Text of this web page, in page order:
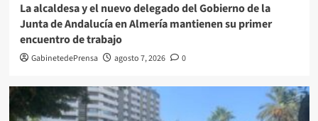
La alcaldesa y el nuevo delegado del Gobierno de la
Junta de Andalucía en Almería mantienen su primer
encuentro de trabajo
GabinetedePrensa agosto 7, 2026 0